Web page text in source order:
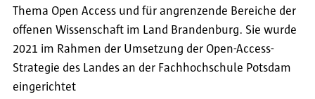
Thema Open Access und für angrenzende Bereiche der
offenen Wissenschaft im Land Brandenburg. Sie wurde
2021 im Rahmen der Umsetzung der Open-Access-
Strategie des Landes an der Fachhochschule Potsdam
eingerichtet